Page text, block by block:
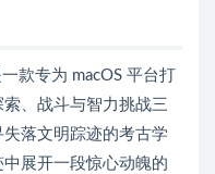
款专为 macOS 平台打
、战斗与智力挑战三
落文明踪迹的考古学
展开一段惊心动魄的